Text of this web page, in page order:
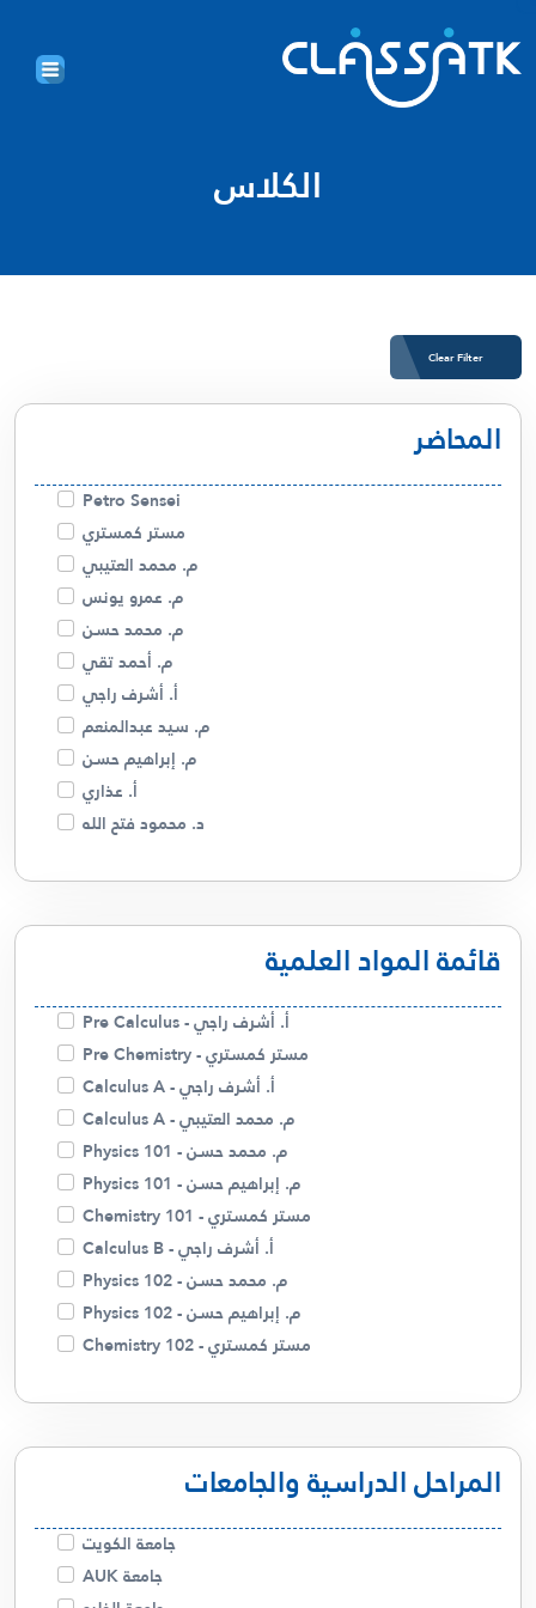
الكلاس
Clear Filter
المحاضر
Petro Sensei
مستر كمستري
م. محمد العتيبي
م. عمرو يونس
م. محمد حسن
م. أحمد تقي
أ. أشرف راجي
م. سيد عبدالمنعم
م. إبراهيم حسن
أ. عذاري
د. محمود فتح الله
د. أمل السيد
م. مريم الجدحي
م. عمرو كسبه
أ. سالم الشمري
أ. أسامة شاهين
م. زينب
أ . منار
أ. غالية حسن
م. ميساء
د. صلاح الفضلي
قائمة المواد العلمية
أ. أشرف راجي - Pre Calculus
مستر كمستري - Pre Chemistry
أ. أشرف راجي - Calculus A
م. محمد العتيبي - Calculus A
م. محمد حسن - Physics 101
م. إبراهيم حسن - Physics 101
مستر كمستري - Chemistry 101
أ. أشرف راجي - Calculus B
م. محمد حسن - Physics 102
م. إبراهيم حسن - Physics 102
مستر كمستري - Chemistry 102
م. محمد حسن - Physics 121
أ. أشرف راجي - Linear Algebra
أ. أشرف راجي - Calculus C
م. محمد العتيبي - Calculus C
أ. أشرف راجي - Differential Equations
المراحل الدراسية والجامعات
جامعة الكويت
جامعة AUK